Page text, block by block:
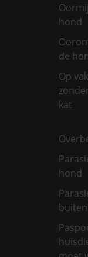
hond
de
Op
kat
hond